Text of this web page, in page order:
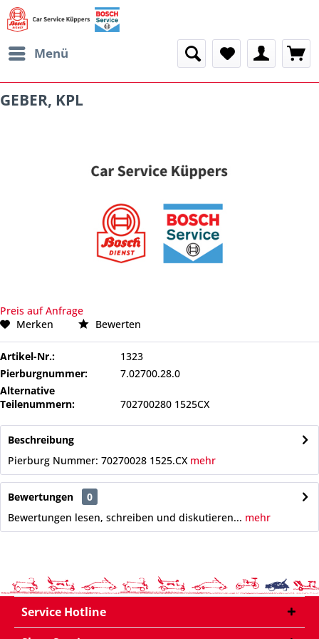
Menü
GEBER, KPL
Preis auf Anfrage
Merken
Bewerten
Artikel-Nr.:
1323
Pierburgnummer:
7.02700.28.0
Alternative
Teilenummern:
702700280 1525CX
Beschreibung
Pierburg Nummer: 70270028 1525.CXmehr
Bewertungen
0
Bewertungen lesen, schreiben und diskutieren... mehr
Service Hotline